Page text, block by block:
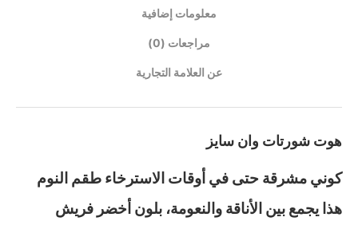
معلومات إضافية
مراجعات (0)
عن العلامة التجارية
هوت شورتات وان سايز
كوني مشرقة حتى في أوقات الاسترخاء طقم النوم
هذا يجمع بين الأناقة والنعومة، بلون أخضر فريش